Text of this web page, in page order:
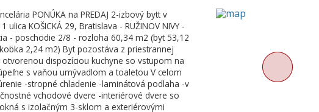
Dom
Vila
Chalupa
Pozemok
Stavebné pozemky
Bývanie a rekreácia
Priemyselný pozemok
PONÚKA na PREDAJ 2-izbový bytt v
ulica KOŠICKÁ 29, Bratislava - RUŽINOV NIVY -
- poschodie 2/8 - rozloha 60,34 m2 (byt 53,12
2,24 m2) Byt pozostáva z priestrannej
dispozíciou kuchyne so vstupom na
s vaňou umývadlom a toaletou V celom
-stropné chladenie -laminátová podlaha -v
vchodové dvere -interiérové dvere so
s izolačným 3-sklom a exteriérovými